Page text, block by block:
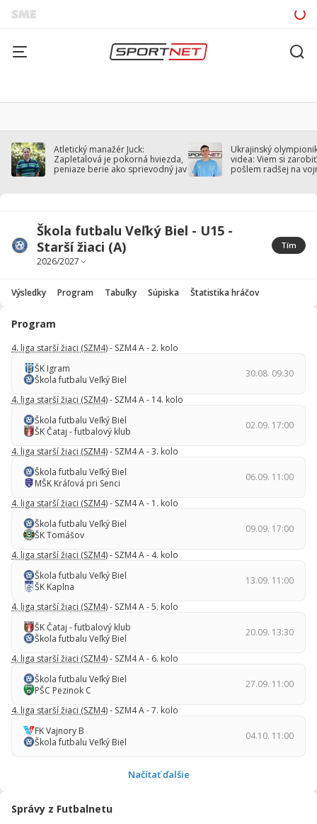
Atletický manažér Juck:
Zapletalová je pokorná hviezda,
peniaze berie ako sprievodný jav
Ukrajinský
videa: Viem si
pošlem radšej na
Škola futbalu Veľký Biel - U15 -
Starší žiaci (A)
Tím
Výsledky Program Tabuľky Súpiska Štatistika hráčov
Program
4. liga starší žiaci (SZM4)- SZM4 A - 2. kolo
ŠK Igram
Škola futbalu Veľký Biel
30.08. 09:30
4. liga starší žiaci (SZM4)- SZM4 A - 14. kolo
Škola futbalu Veľký Biel
ŠK Čataj - futbalový klub
02.09. 17:00
4. liga starší žiaci (SZM4)- SZM4 A - 3. kolo
Škola futbalu Veľký Biel
MŠK Kráľová pri Senci
06.09. 11:00
4. liga starší žiaci (SZM4)- SZM4 A - 1. kolo
Škola futbalu Veľký Biel
ŠK Tomášov
09.09. 17:00
4. liga starší žiaci (SZM4)- SZM4 A - 4. kolo
Škola futbalu Veľký Biel
ŠK Kaplna
13.09. 11:00
4. liga starší žiaci (SZM4)- SZM4 A - 5. kolo
ŠK Čataj - futbalový klub
Škola futbalu Veľký Biel
20.09. 13:30
4. liga starší žiaci (SZM4)- SZM4 A - 6. kolo
Škola futbalu Veľký Biel
PŠC Pezinok C
27.09. 11:00
4. liga starší žiaci (SZM4)- SZM4 A - 7. kolo
FK Vajnory B
Škola futbalu Veľký Biel
04.10. 11:00
Načítať ďalšie
Správy z Futbalnetu